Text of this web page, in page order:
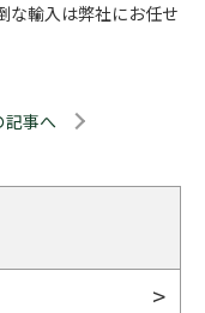
な輸入は弊社にお任せ
記事へ